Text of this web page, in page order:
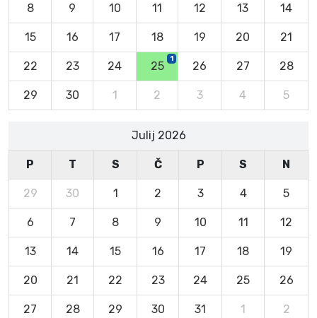
8 9 10 11 12 13 14
15 16 17 18 19 20 21
22 23 24 25
1
26 27 28
29 30 1 2 3 4 5
Julij 2026
P T S Č P S N
29 30 1 2 3 4 5
6 7 8 9 10 11 12
13 14 15 16 17 18 19
20 21 22 23 24 25 26
27 28 29 30 31 1 2